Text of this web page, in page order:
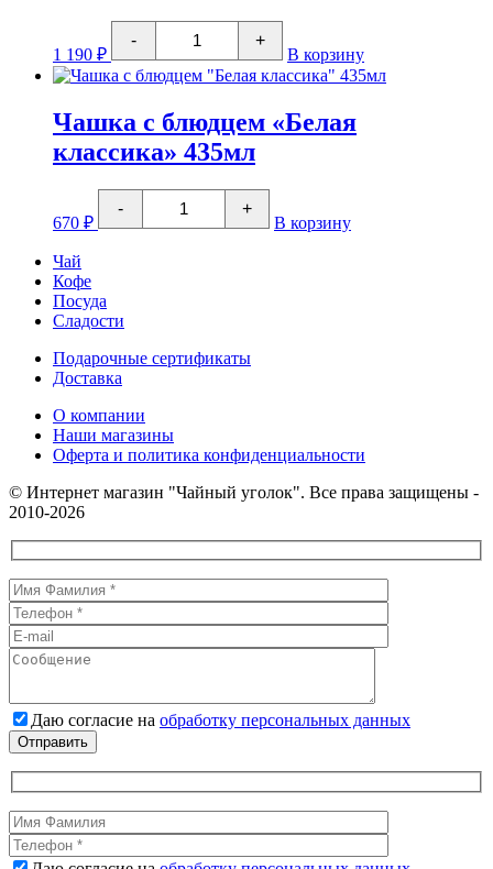
1 190 ₽
-
Количество
товара
Чайник
"Энергия"
з/
к
550мл
+
В корзину
Чашка с блюдцем «Белая
классика» 435мл
670 ₽
-
Количество
товара
Чашка
+
В корзину
Чай
Кофе
Посуда
Сладости
Подарочные сертификаты
Доставка
О компании
Наши магазины
Оферта и политика конфиденциальности
© Интернет магазин "Чайный уголок". Все права защищены -
2010-2026
Даю согласие на обработку персональных данных